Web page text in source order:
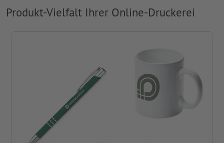
Produkt-Vielfalt Ihrer Online-Druckerei